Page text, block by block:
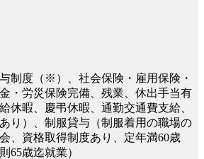
制度（※）、社会保険・雇用保険・
・労災保険完備、残業、休出手当有
休暇、慶弔休暇、通勤交通費支給、
り）、制服貸与（制服着用の職場の
、資格取得制度あり、定年満60歳
65歳迄就業）